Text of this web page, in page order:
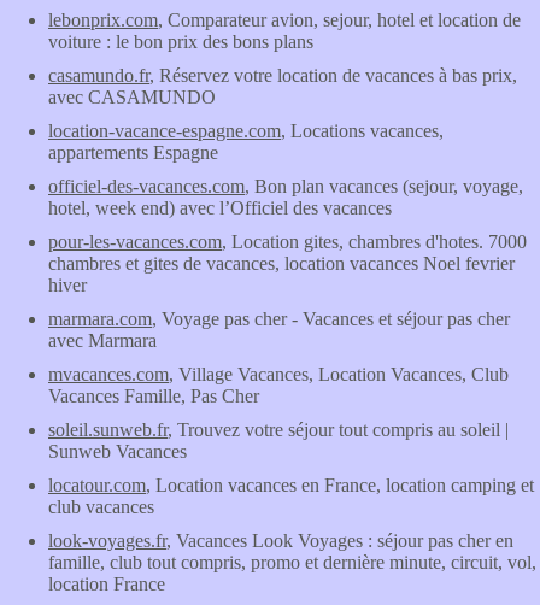
lebonprix.com, Comparateur avion, sejour, hotel et location de
voiture : le bon prix des bons plans
casamundo.fr, Réservez votre location de vacances à bas prix,
avec CASAMUNDO
location-vacance-espagne.com, Locations vacances,
appartements Espagne
officiel-des-vacances.com, Bon plan vacances (sejour, voyage,
hotel, week end) avec l’Officiel des vacances
pour-les-vacances.com, Location gites, chambres d'hotes. 7000
chambres et gites de vacances, location vacances Noel fevrier
hiver
marmara.com, Voyage pas cher - Vacances et séjour pas cher
avec Marmara
mvacances.com, Village Vacances, Location Vacances, Club
Vacances Famille, Pas Cher
soleil.sunweb.fr, Trouvez votre séjour tout compris au soleil |
Sunweb Vacances
locatour.com, Location vacances en France, location camping et
club vacances
look-voyages.fr, Vacances Look Voyages : séjour pas cher en
famille, club tout compris, promo et dernière minute, circuit, vol,
location France